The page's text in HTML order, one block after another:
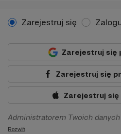
Zarejestruj się
Zarejestruj się
Zarejestruj się
Zarejestruj się
Administratorem Twoich
sp. z o.o. z siedziba w Warszawie,
Rozwiń